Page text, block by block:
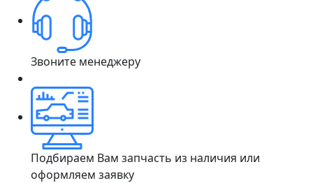
Звоните менеджеру
Подбираем Вам запчасть из наличия или
оформляем заявку